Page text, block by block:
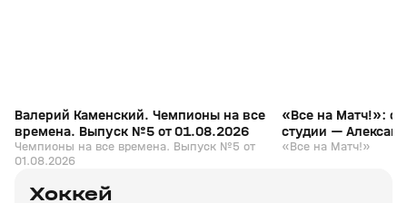
Валерий Каменский. Чемпионы на все
времена. Выпуск №5 от 01.08.2026
Чемпионы на все времена. Выпуск №5 от
01.08.2026
«Все на Матч!»:
студии —
«Все на Матч!»
Хоккей